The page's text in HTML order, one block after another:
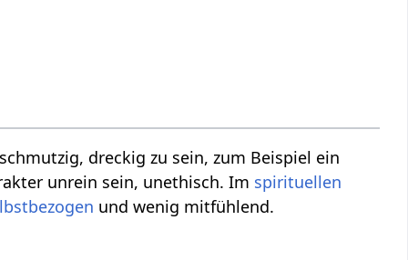
dreckig zu sein, zum Beispiel ein
unrein sein, unethisch. Im spirituellen
und wenig mitfühlend.